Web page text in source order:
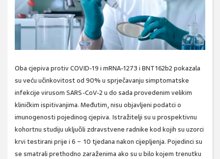
Oba cjepiva protiv COVID-19 i mRNA-1273 i BNT162b2 pokazala
su veću učinkovitost od 90% u sprječavanju simptomatske
infekcije virusom SARS-CoV-2 u do sada provedenim velikim
kliničkim ispitivanjima. Međutim, nisu objavljeni podatci o
imunogenosti pojedinog cjepiva. Istražitelji su u prospektivnu
kohortnu studiju uključili zdravstvene radnike kod kojih su uzorci
krvi testirani prije i 6 − 10 tjedana nakon cijepljenja. Pojedinci su
se smatrali prethodno zaraženima ako su u bilo kojem trenutku